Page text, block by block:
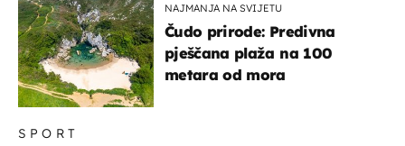
SPORT
NAJMANJA NA SVIJETU
Čudo prirode: Predivna
pješčana plaža na 100
metara od mora